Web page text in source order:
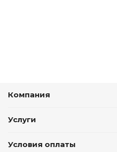
Компания
Услуги
Условия оплаты